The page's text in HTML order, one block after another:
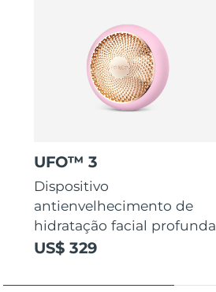
UFO™ 3
Dispositivo
antienvelhecimento de
hidratação facial profunda
US$ 329